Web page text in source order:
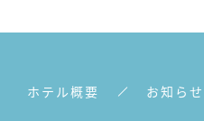
ホテル概要 お知らせ